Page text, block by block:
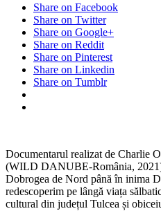
documentarul
realizat
de
jurnalistul
Charlie
Ottley,
va
Share on Facebook
Share on Twitter
Share on Google+
Share on Reddit
Share on Pinterest
Share on Linkedin
Share on Tumblr
Documentarul realizat de Charlie
(WILD DANUBE-România,
Dobrogea de Nord până în inima
redescoperim pe lângă viața
cultural din județul Tulcea și